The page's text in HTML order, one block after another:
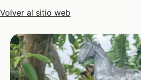
Volver al sitio web